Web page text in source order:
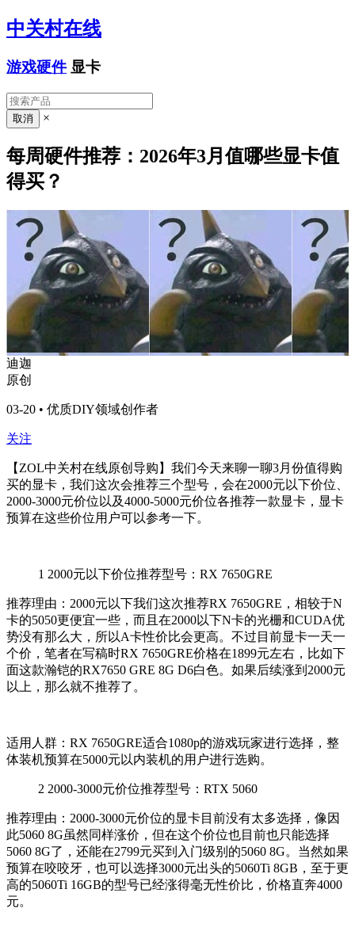
中关村在线
游戏硬件 显卡
×
每周硬件推荐：2026年3月值哪些显卡值
得买？
迪迦
原创
03-20 • 优质DIY领域创作者
关注
【ZOL中关村在线原创导购】我们今天来聊一聊3月份值得购
买的显卡，我们这次会推荐三个型号，会在2000元以下价位、
2000-3000元价位以及4000-5000元价位各推荐一款显卡，显卡
预算在这些价位用户可以参考一下。
1 2000元以下价位推荐型号：RX 7650GRE
推荐理由：2000元以下我们这次推荐RX 7650GRE，相较于N
卡的5050更便宜一些，而且在2000以下N卡的光栅和CUDA优
势没有那么大，所以A卡性价比会更高。不过目前显卡一天一
个价，笔者在写稿时RX 7650GRE价格在1899元左右，比如下
面这款瀚铠的RX7650 GRE 8G D6白色。如果后续涨到2000元
以上，那么就不推荐了。
适用人群：RX 7650GRE适合1080p的游戏玩家进行选择，整
体装机预算在5000元以内装机的用户进行选购。
2 2000-3000元价位推荐型号：RTX 5060
推荐理由：2000-3000元价位的显卡目前没有太多选择，像因
此5060 8G虽然同样涨价，但在这个价位也目前也只能选择
5060 8G了，还能在2799元买到入门级别的5060 8G。当然如果
预算在咬咬牙，也可以选择3000元出头的5060Ti 8GB，至于更
高的5060Ti 16GB的型号已经涨得毫无性价比，价格直奔4000
元。